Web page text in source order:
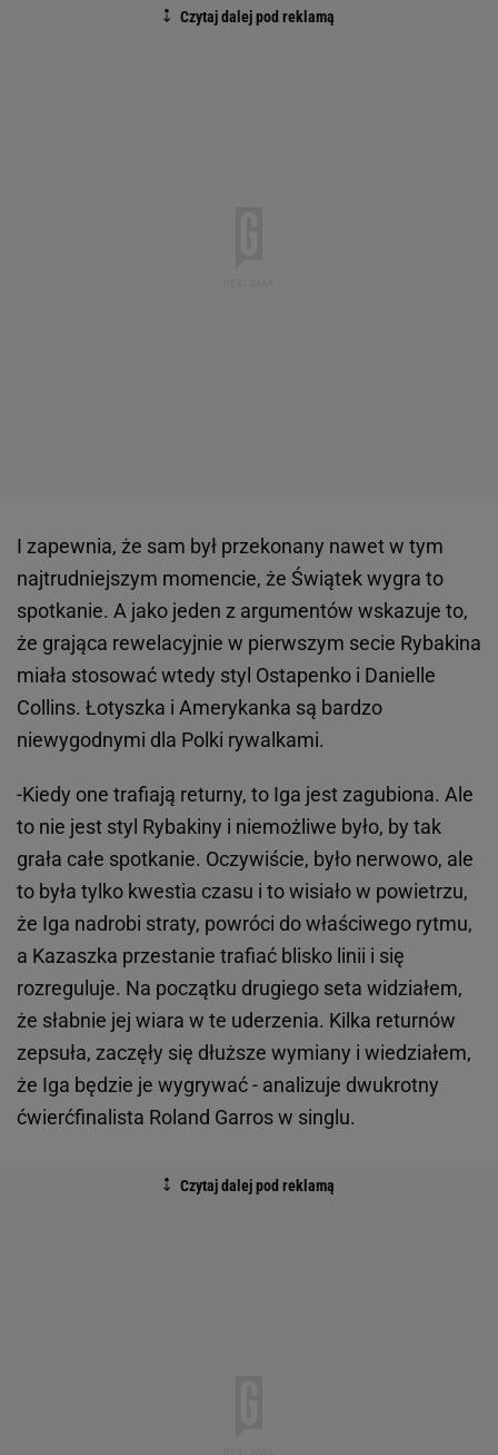
I zapewnia, że sam był przekonany nawet w tym
najtrudniejszym momencie, że Świątek wygra to
spotkanie. A jako jeden z argumentów wskazuje to,
że grająca rewelacyjnie w pierwszym secie Rybakina
miała stosować wtedy styl Ostapenko i Danielle
Collins. Łotyszka i Amerykanka są bardzo
niewygodnymi dla Polki rywalkami.
-Kiedy one trafiają returny, to Iga jest zagubiona. Ale
to nie jest styl Rybakiny i niemożliwe było, by tak
grała całe spotkanie. Oczywiście, było nerwowo, ale
to była tylko kwestia czasu i to wisiało w powietrzu,
że Iga nadrobi straty, powróci do właściwego rytmu,
a Kazaszka przestanie trafiać blisko linii i się
rozreguluje. Na początku drugiego seta widziałem,
że słabnie jej wiara w te uderzenia. Kilka returnów
zepsuła, zaczęły się dłuższe wymiany i wiedziałem,
że Iga będzie je wygrywać - analizuje dwukrotny
ćwierćfinalista Roland Garros w singlu.